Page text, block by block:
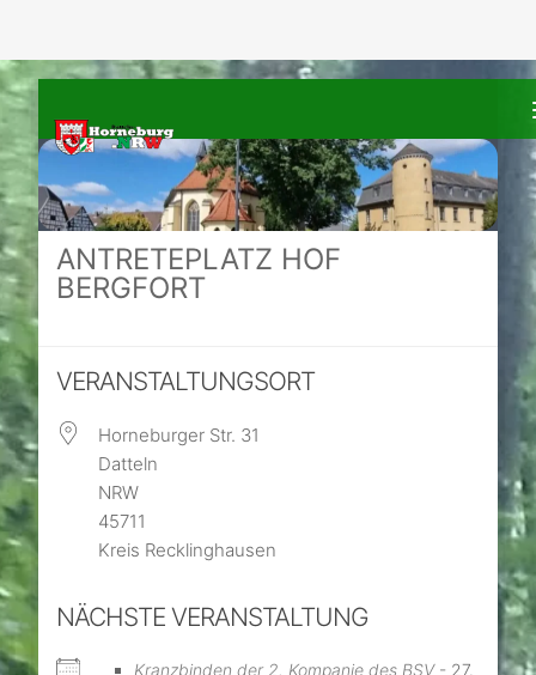
Zum Inhalt springen
ANTRETEPLATZ HOF
BERGFORT
VERANSTALTUNGSORT
Horneburger Str. 31
Datteln
NRW
45711
Kreis Recklinghausen
NÄCHSTE VERANSTALTUNG
Kranzbinden der 2. Kompanie des BSV- 27.